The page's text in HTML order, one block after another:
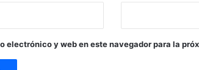
electrónico y web en este navegador para la